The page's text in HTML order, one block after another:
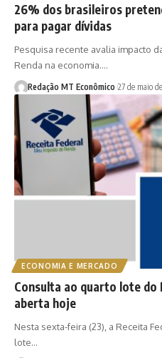
26% dos brasileiros
para pagar dívidas
Pesquisa recente avalia impacto
Renda na economia.…
Redação MT Econômico 27 de maio
ECONOMIA E MERCADO
Consulta ao quarto lote do
aberta hoje
Nesta sexta-feira (23), a Receita
lote…